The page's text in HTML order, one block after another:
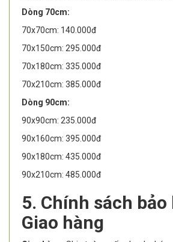
Dòng 70cm:
70x70cm: 140.000đ
70x150cm: 295.000đ
70x180cm: 335.000đ
70x210cm: 385.000đ
Dòng 90cm:
90x90cm: 235.000đ
90x160cm: 395.000đ
90x180cm: 435.000đ
90x210cm: 485.000đ
5. Chính sách bảo
Giao hàng